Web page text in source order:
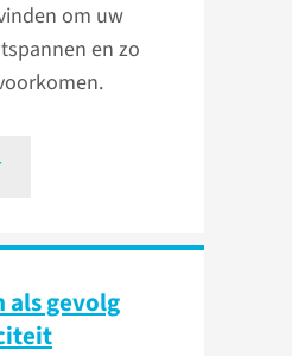
om uw
en zo
als gevolg